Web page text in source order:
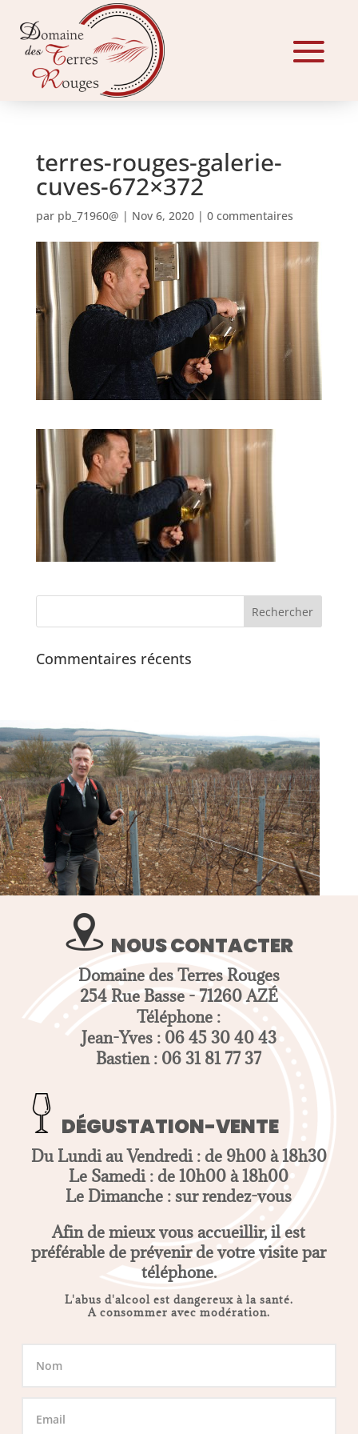
terres-rouges-galerie-
cuves-672×372
par pb_71960@ | Nov 6, 2020| 0 commentaires
Commentaires récents
NOUS CONTACTER
Domaine des Terres Rouges
254 Rue Basse - 71260 AZÉ
Téléphone :
Jean-Yves : 06 45 30 40 43
Bastien : 06 31 81 77 37
DÉGUSTATION-VENTE
Du Lundi au Vendredi : de 9h00 à 18h30
Le Samedi : de 10h00 à 18h00
Le Dimanche : sur rendez-vous
Afin de mieux vous accueillir, il est
préférable de prévenir de votre visite par
téléphone.
L'abus d'alcool est dangereux à la santé.
A consommer avec modération.